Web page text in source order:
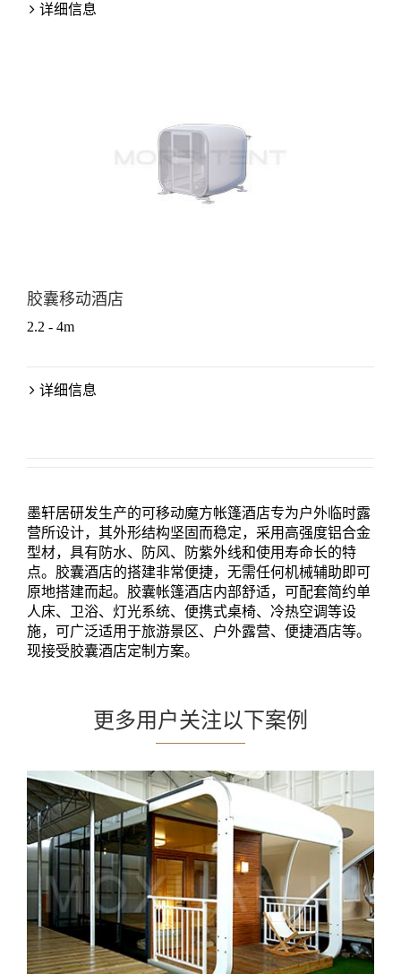
详细信息
胶囊移动酒店
2.2 - 4m
详细信息
墨轩居研发生产的可移动魔方帐篷酒店专为户外临时露
营所设计，其外形结构坚固而稳定，采用高强度铝合金
型材，具有防水、防风、防紫外线和使用寿命长的特
点。胶囊酒店的搭建非常便捷，无需任何机械辅助即可
原地搭建而起。胶囊帐篷酒店内部舒适，可配套简约单
人床、卫浴、灯光系统、便携式桌椅、冷热空调等设
施，可广泛适用于旅游景区、户外露营、便捷酒店等。
现接受胶囊酒店定制方案。
更多用户关注以下案例
日式胶囊酒店帐篷